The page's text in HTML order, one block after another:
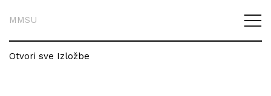
MMSU
Otvori sve Izložbe